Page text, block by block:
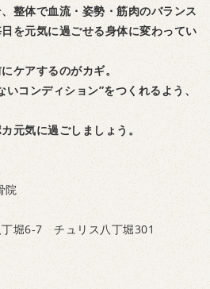
整体で血流・姿勢・筋肉のバランス
を元気に過ごせる身体に変わってい
ケアするのがカギ。
コンディション”をつくれるよう、
元気に過ごしましょう。
院
堀6-7 チュリス八丁堀301